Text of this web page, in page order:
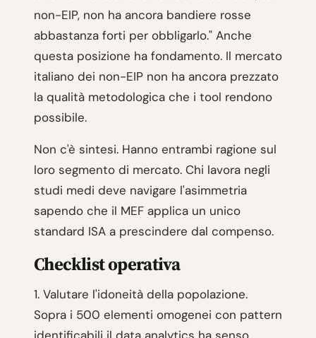
non-EIP, non ha ancora bandiere rosse
abbastanza forti per obbligarlo." Anche
questa posizione ha fondamento. Il mercato
italiano dei non-EIP non ha ancora prezzato
la qualità metodologica che i tool rendono
possibile.
Non c'è sintesi. Hanno entrambi ragione sul
loro segmento di mercato. Chi lavora negli
studi medi deve navigare l'asimmetria
sapendo che il MEF applica un unico
standard ISA a prescindere dal compenso.
Checklist operativa
1. Valutare l'idoneità della popolazione.
Sopra i 500 elementi omogenei con pattern